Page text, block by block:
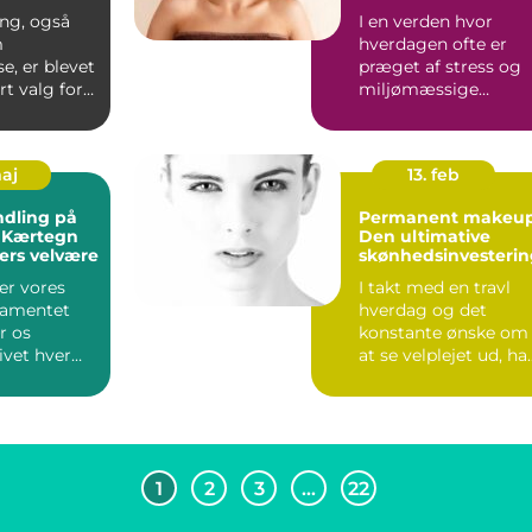
også
er blevet
valg for
I en verden hvor
hverdagen ofte er
præget af stress og
miljømæssige
være en ud...
på
velvære
vores
os
hver
13. feb
Permanent
Den ultimative
I takt med en travl
hverdag og det
konstante ønske om
at se velplejet ud,
vunde...
1 2 3 … 22